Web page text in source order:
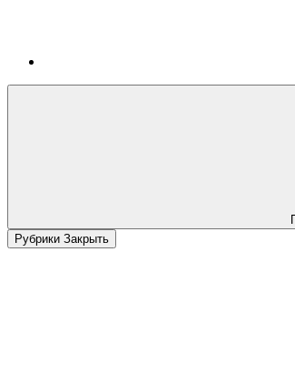
Рубрики Закрыть